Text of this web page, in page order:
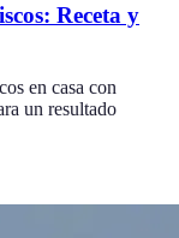
Receta y
en casa con
un resultado